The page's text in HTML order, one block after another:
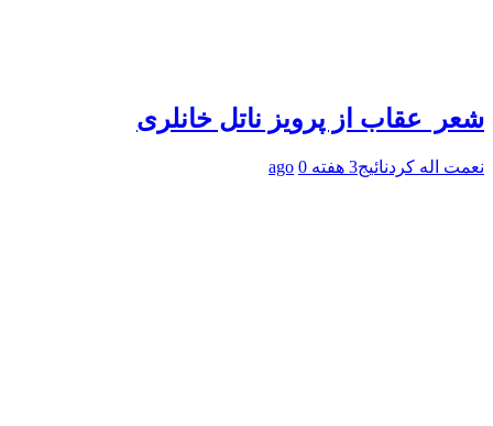
شعر عقاب از پرویز ناتل خانلری
نعمت اله کردنائیج3 هفته ago 0